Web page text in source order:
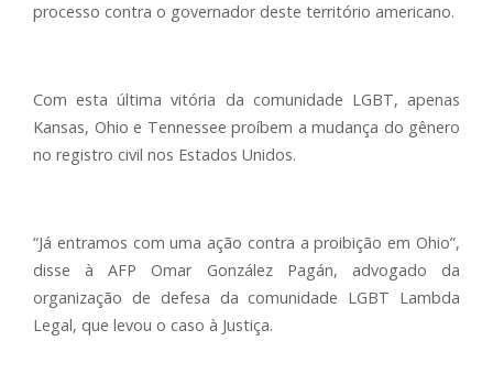
processo contra o governador deste território americano.
Com esta última vitória da comunidade LGBT, apenas
Kansas, Ohio e Tennessee proíbem a mudança do gênero
no registro civil nos Estados Unidos.
“Já entramos com uma ação contra a proibição em Ohio”,
disse à AFP Omar González Pagán, advogado da
organização de defesa da comunidade LGBT Lambda
Legal, que levou o caso à Justiça.